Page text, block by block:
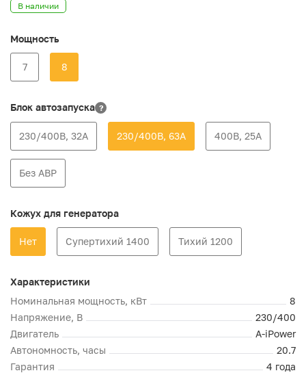
В наличии
Мощность
7 8
Блок автозапуска ?
230/400В, 32А 230/400В, 63А 400В, 25А
Без АВР
Кожух для генератора
Нет Супертихий 1400 Тихий 1200
Характеристики
Номинальная мощность, кВт
8
Напряжение, В
230/400
Двигатель
A-iPower
Автономность, часы
20.7
Гарантия
4 года